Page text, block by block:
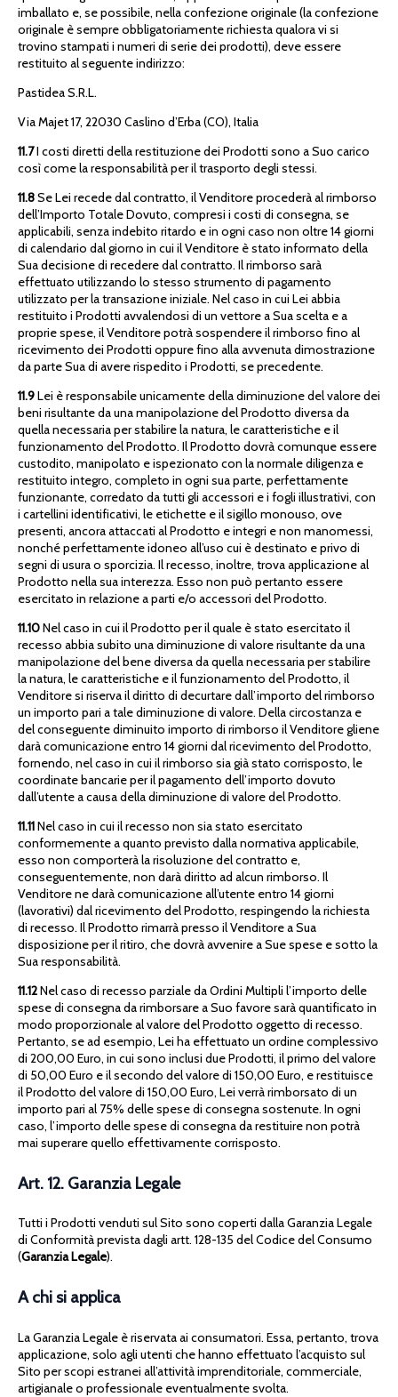
imballato e, se possibile, nella confezione originale (la confezione
originale è sempre obbligatoriamente richiesta qualora vi si
trovino stampati i numeri di serie dei prodotti), deve essere
restituito al seguente indirizzo:
Pastidea S.R.L.
Via Majet 17, 22030 Caslino d’Erba (CO), Italia
11.7I costi diretti della restituzione dei Prodotti sono a Suo carico
così come la responsabilità per il trasporto degli stessi.
11.8Se Lei recede dal contratto, il Venditore procederà al rimborso
dell’Importo Totale Dovuto, compresi i costi di consegna, se
applicabili, senza indebito ritardo e in ogni caso non oltre 14 giorni
di calendario dal giorno in cui il Venditore è stato informato della
Sua decisione di recedere dal contratto. Il rimborso sarà
effettuato utilizzando lo stesso strumento di pagamento
utilizzato per la transazione iniziale. Nel caso in cui Lei abbia
restituito i Prodotti avvalendosi di un vettore a Sua scelta e a
proprie spese, il Venditore potrà sospendere il rimborso fino al
ricevimento dei Prodotti oppure fino alla avvenuta dimostrazione
da parte Sua di avere rispedito i Prodotti, se precedente.
11.9Lei è responsabile unicamente della diminuzione del valore dei
beni risultante da una manipolazione del Prodotto diversa da
quella necessaria per stabilire la natura, le caratteristiche e il
funzionamento del Prodotto. Il Prodotto dovrà comunque essere
custodito, manipolato e ispezionato con la normale diligenza e
restituito integro, completo in ogni sua parte, perfettamente
funzionante, corredato da tutti gli accessori e i fogli illustrativi, con
i cartellini identificativi, le etichette e il sigillo monouso, ove
presenti, ancora attaccati al Prodotto e integri e non manomessi,
nonché perfettamente idoneo all’uso cui è destinato e privo di
segni di usura o sporcizia. Il recesso, inoltre, trova applicazione al
Prodotto nella sua interezza. Esso non può pertanto essere
esercitato in relazione a parti e/o accessori del Prodotto.
11.10Nel caso in cui il Prodotto per il quale è stato esercitato il
recesso abbia subito una diminuzione di valore risultante da una
manipolazione del bene diversa da quella necessaria per stabilire
la natura, le caratteristiche e il funzionamento del Prodotto, il
Venditore si riserva il diritto di decurtare dall’importo del rimborso
un importo pari a tale diminuzione di valore. Della circostanza e
del conseguente diminuito importo di rimborso il Venditore gliene
darà comunicazione entro 14 giorni dal ricevimento del Prodotto,
fornendo, nel caso in cui il rimborso sia già stato corrisposto, le
coordinate bancarie per il pagamento dell’importo dovuto
dall’utente a causa della diminuzione di valore del Prodotto.
11.11Nel caso in cui il recesso non sia stato esercitato
conformemente a quanto previsto dalla normativa applicabile,
esso non comporterà la risoluzione del contratto e,
conseguentemente, non darà diritto ad alcun rimborso. Il
Venditore ne darà comunicazione all’utente entro 14 giorni
(lavorativi) dal ricevimento del Prodotto, respingendo la richiesta
di recesso. Il Prodotto rimarrà presso il Venditore a Sua
disposizione per il ritiro, che dovrà avvenire a Sue spese e sotto la
Sua responsabilità.
11.12Nel caso di recesso parziale da Ordini Multipli l’importo delle
spese di consegna da rimborsare a Suo favore sarà quantificato in
modo proporzionale al valore del Prodotto oggetto di recesso.
Pertanto, se ad esempio, Lei ha effettuato un ordine complessivo
di 200,00 Euro, in cui sono inclusi due Prodotti, il primo del valore
di 50,00 Euro e il secondo del valore di 150,00 Euro, e restituisce
il Prodotto del valore di 150,00 Euro, Lei verrà rimborsato di un
importo pari al 75% delle spese di consegna sostenute. In ogni
caso, l’importo delle spese di consegna da restituire non potrà
mai superare quello effettivamente corrisposto.
Art. 12. Garanzia Legale
Tutti i Prodotti venduti sul Sito sono coperti dalla Garanzia Legale
di Conformità prevista dagli artt. 128-135 del Codice del Consumo
(Garanzia Legale).
A chi si applica
La Garanzia Legale è riservata ai consumatori. Essa, pertanto, trova
applicazione, solo agli utenti che hanno effettuato l’acquisto sul
Sito per scopi estranei all’attività imprenditoriale, commerciale,
artigianale o professionale eventualmente svolta.